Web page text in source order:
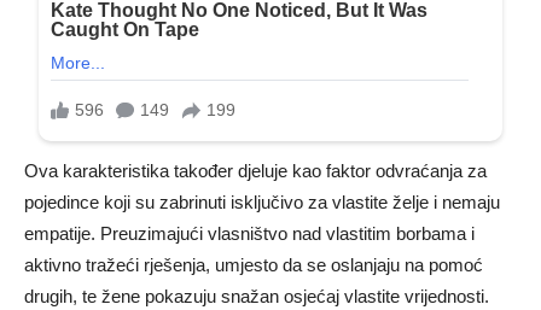
Ova karakteristika također djeluje kao faktor odvraćanja za
pojedince koji su zabrinuti isključivo za vlastite želje i nemaju
empatije. Preuzimajući vlasništvo nad vlastitim borbama i
aktivno tražeći rješenja, umjesto da se oslanjaju na pomoć
drugih, te žene pokazuju snažan osjećaj vlastite vrijednosti.